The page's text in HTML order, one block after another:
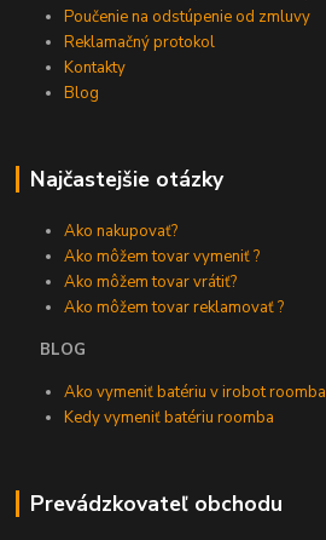
Poučenie na odstúpenie od zmluvy
Reklamačný protokol
Kontakty
Blog
Najčastejšie otázky
Ako nakupovať?
Ako môžem tovar vymeniť ?
Ako môžem tovar vrátiť?
Ako môžem tovar reklamovať ?
BLOG
Ako vymeniť batériu v irobot roomba
Kedy vymeniť batériu roomba
Prevádzkovateľ obchodu